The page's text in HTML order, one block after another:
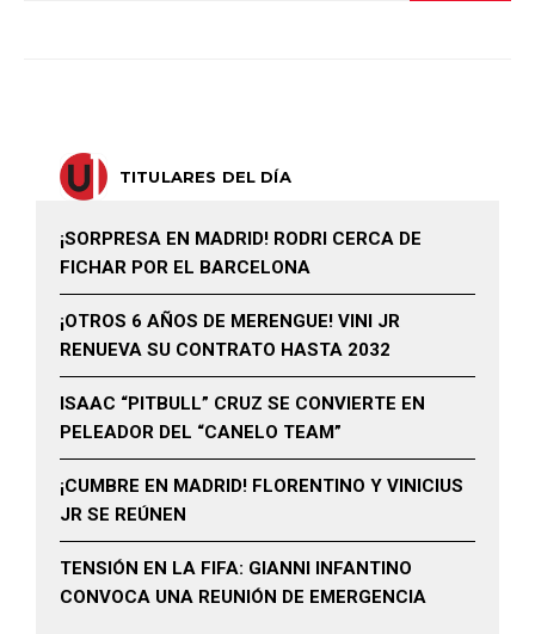
TITULARES DEL DÍA
¡SORPRESA EN MADRID! RODRI CERCA DE
FICHAR POR EL BARCELONA
¡OTROS 6 AÑOS DE MERENGUE! VINI JR
RENUEVA SU CONTRATO HASTA 2032
ISAAC “PITBULL” CRUZ SE CONVIERTE EN
PELEADOR DEL “CANELO TEAM”
¡CUMBRE EN MADRID! FLORENTINO Y VINICIUS
JR SE REÚNEN
TENSIÓN EN LA FIFA: GIANNI INFANTINO
CONVOCA UNA REUNIÓN DE EMERGENCIA